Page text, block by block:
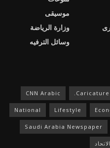
موسيقى
وزارة الرياضة
وسائل الترفيه
Caricature.
CNN Arabic
Lifestyle
National
Saudi Arabia Newspaper
الاتحاد